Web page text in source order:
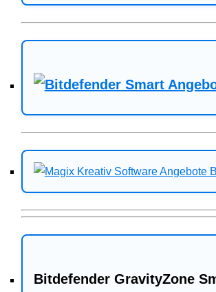
Ratgeber
Office
Bitdefender GravityZone